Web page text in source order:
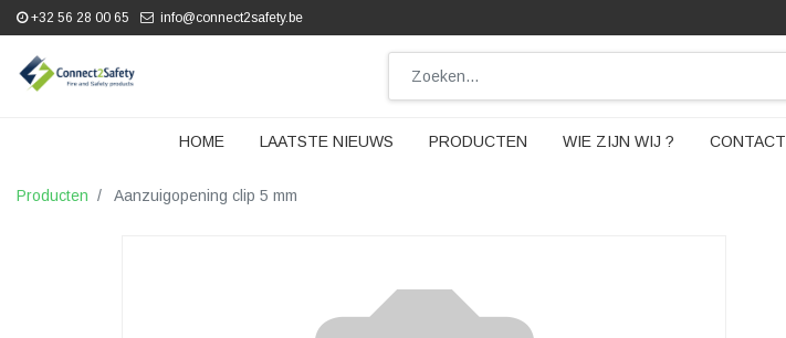
+32 56 28 00 65 info@connect2safety.be
HOME LAATSTE NIEUWS PRODUCTEN WIE ZIJN WIJ ? CONTACT
Producten Aanzuigopening clip 5 mm